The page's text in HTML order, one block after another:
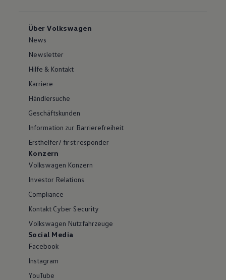
Über Volkswagen
News
Newsletter
Hilfe & Kontakt
Karriere
Händlersuche
Geschäftskunden
Information zur Barrierefreiheit
Ersthelfer/ first responder
Konzern
Volkswagen Konzern
Investor Relations
Compliance
Kontakt Cyber Security
Volkswagen Nutzfahrzeuge
Social Media
Facebook
Instagram
YouTube